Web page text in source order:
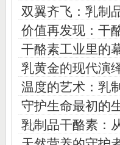
双翼齐飞：乳制
价值再发现：干
干酪素工业里的
乳黄金的现代演
温度的艺术：乳
守护生命最初的
22)
乳制品干酪素：